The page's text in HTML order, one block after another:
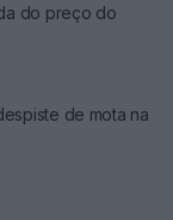
do preço do
de mota na